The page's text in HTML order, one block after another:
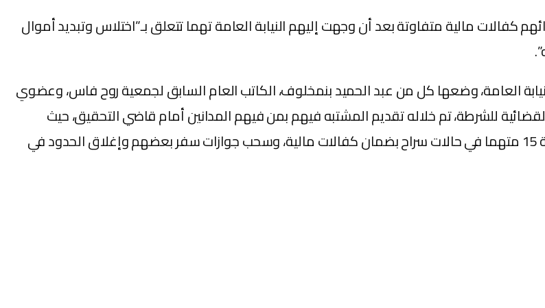
كفالات مالية متفاوتة بعد أن وجهت إليهم النيابة العامة تهما تتعلق بـ”اختلاس وتبديد أموال
العامة، وضعها كل من عبد الحميد بنمخلوف، الكاتب العام السابق لجمعية روح فاس، وعضوي
للشرطة، تم خلاله تقديم المشتبه فيهم بمن فيهم المدانين أمام قاضي التحقيق، حيث
أخضعهم لتحقيق حول المنسوب إليهم من التهم الجنائية، وتقرر متابعة 15 متهما في حالات سراح بضمان كفالات مالية، وسحب جوازات سفر بعضهم وإغلاق الحدود في